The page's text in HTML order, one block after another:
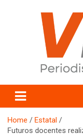
Home
Estatal
Futuros docentes